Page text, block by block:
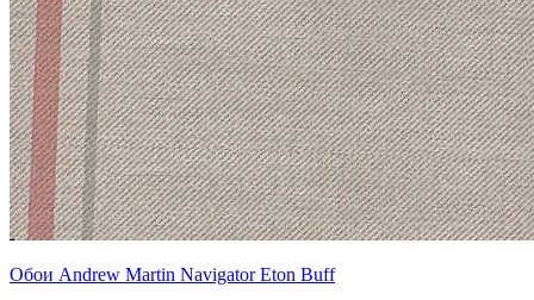
Обои Andrew Martin Navigator Eton Buff